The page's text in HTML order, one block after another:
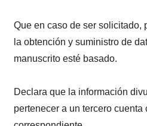
Que en caso de ser solicitado,
la obtención y suministro de
manuscrito esté basado.
Declara que la información
pertenecer a un tercero cuenta